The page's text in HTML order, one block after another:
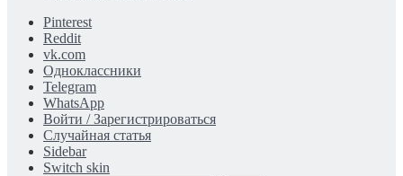
Pinterest
Reddit
vk.com
Одноклассники
Telegram
WhatsApp
Войти / Зарегистрироваться
Случайная статья
Sidebar
Switch skin